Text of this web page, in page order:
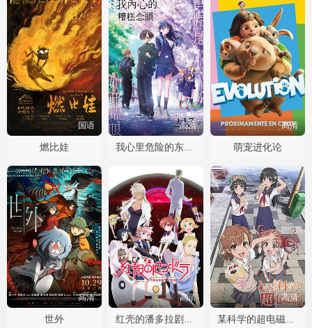
国语
燃比娃
高清
我心里危险的东西剧场版
高清
萌宠进化论
高清
世外
高清
红壳的潘多拉剧场版
高清
某科学的超电磁炮OVA：御坂学姐现在是焦点人物